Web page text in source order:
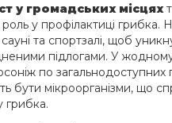
у громадських місцях
у профілактиці грибка.
та спортзалі, щоб
підлогами. У
по
бути мікроорганізми, що
грибка.